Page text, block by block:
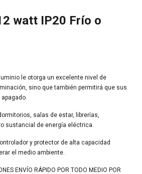
watt IP20 Frío o
le otorga un excelente nivel de
sino que también permitirá que sus
salas de estar, librerías,
sustancial de energía eléctrica.
y protector de alta capacidad
el medio ambiente.
ENVÍO RÁPIDO POR TODO MEDIO POR